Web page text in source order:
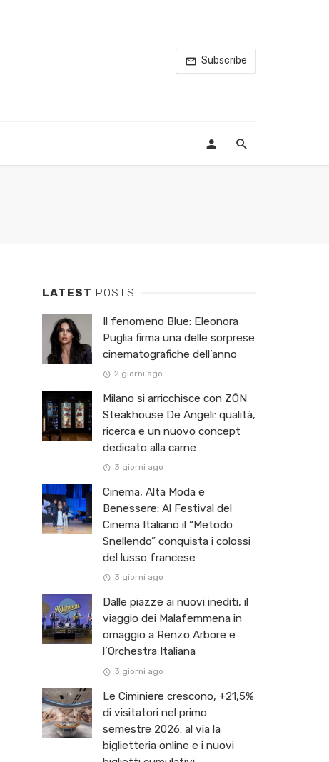
Subscribe
LATEST POSTS
Il fenomeno Blue: Eleonora
Puglia firma una delle sorprese
cinematografiche dell’anno
2 giorni ago
Milano si arricchisce con ZŌN
Steakhouse De Angeli: qualità,
ricerca e un nuovo concept
dedicato alla carne
3 giorni ago
Cinema, Alta Moda e
Benessere: Al Festival del
Cinema Italiano il “Metodo
Snellendo” conquista i colossi
del lusso francese
3 giorni ago
Dalle piazze ai nuovi inediti, il
viaggio dei Malafemmena in
omaggio a Renzo Arbore e
l’Orchestra Italiana ​
3 giorni ago
Le Ciminiere crescono, +21,5%
di visitatori nel primo
semestre 2026: al via la
biglietteria online e i nuovi